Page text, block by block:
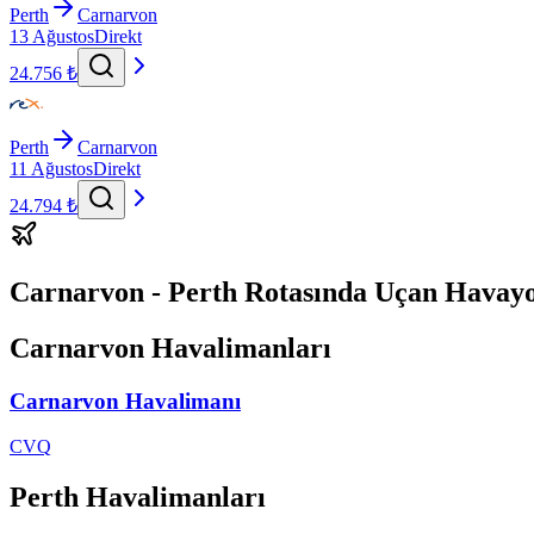
Perth
Carnarvon
13 AğustosDirekt
24.756 ₺
Perth
Carnarvon
11 AğustosDirekt
24.794 ₺
Carnarvon - Perth Rotasında Uçan
Carnarvon Havalimanları
Carnarvon Havalimanı
CVQ
Perth Havalimanları